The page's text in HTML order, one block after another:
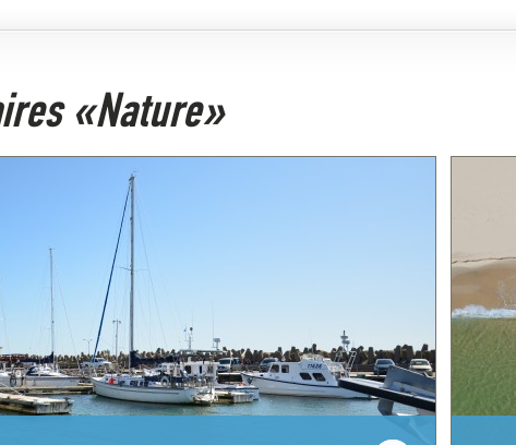
«Nature»